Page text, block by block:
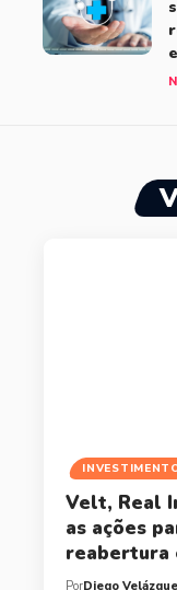
Velt, Real
as ações
reabertura
PorDiego